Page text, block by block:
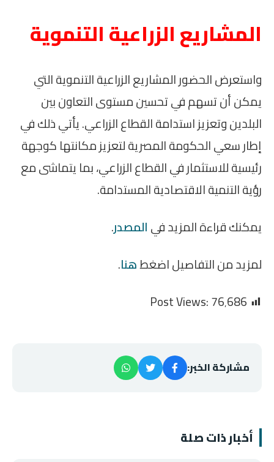
المشاريع الزراعية التنموية
واستعرض الحضور المشاريع الزراعية التنموية التي
يمكن أن تسهم في تحسين مستوى التعاون بين
البلدين وتعزيز استدامة القطاع الزراعي. يأتي ذلك في
إطار سعي الحكومة المصرية لتعزيز مكانتها كوجهة
رئيسية للاستثمار في القطاع الزراعي، بما يتماشى مع
رؤية التنمية الاقتصادية المستدامة.
يمكنك قراءة المزيد فيالمصدر.
لمزيد من التفاصيل اضغطهنا.
Post Views:76٬686
مشاركة الخبر:
أخبار ذات صلة